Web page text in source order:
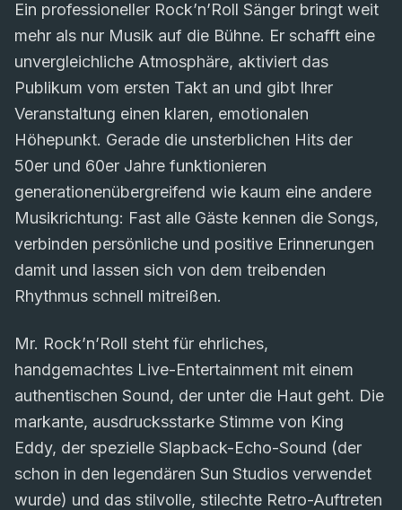
Ein professioneller Rock’n’Roll Sänger bringt weit
mehr als nur Musik auf die Bühne. Er schafft eine
unvergleichliche Atmosphäre, aktiviert das
Publikum vom ersten Takt an und gibt Ihrer
Veranstaltung einen klaren, emotionalen
Höhepunkt. Gerade die unsterblichen Hits der
50er und 60er Jahre funktionieren
generationenübergreifend wie kaum eine andere
Musikrichtung: Fast alle Gäste kennen die Songs,
verbinden persönliche und positive Erinnerungen
damit und lassen sich von dem treibenden
Rhythmus schnell mitreißen.
Mr. Rock’n’Roll steht für ehrliches,
handgemachtes Live-Entertainment mit einem
authentischen Sound, der unter die Haut geht. Die
markante, ausdrucksstarke Stimme von King
Eddy, der spezielle Slapback-Echo-Sound (der
schon in den legendären Sun Studios verwendet
wurde) und das stilvolle, stilechte Retro-Auftreten